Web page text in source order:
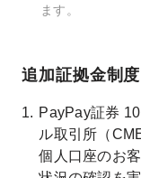
ます。
追加証拠金制
PayPay証券
ル取引所（
個人口座のお